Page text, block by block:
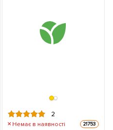
2
Немає в наявності 21753